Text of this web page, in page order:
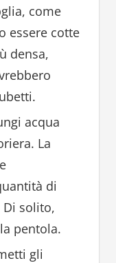
come
essere cotte
densa,
acqua
La
di
Di solito,
pentola.
gli